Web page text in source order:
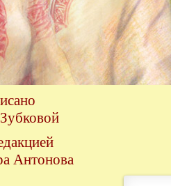
Антонова